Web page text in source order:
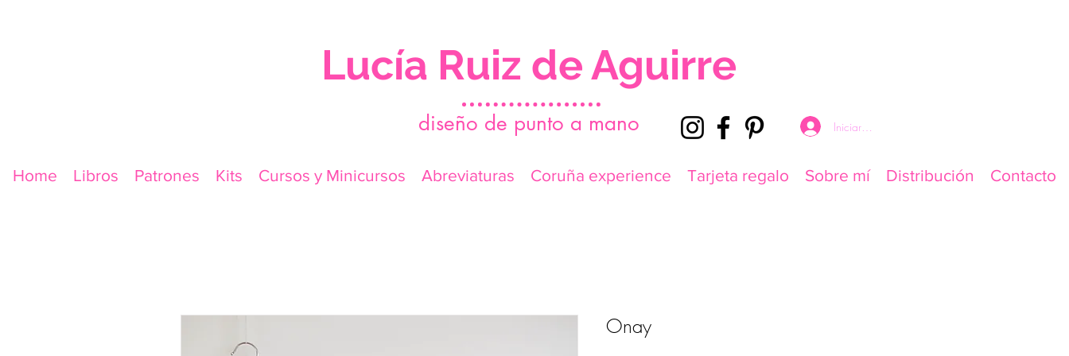
Lucía Ruiz de Aguirre
diseño de punto a mano Iniciar sesión
Home Libros Patrones Kits Cursos y Minicursos Abreviaturas Coruña experience Tarjeta regalo Sobre mí Distribución Contacto
Onay